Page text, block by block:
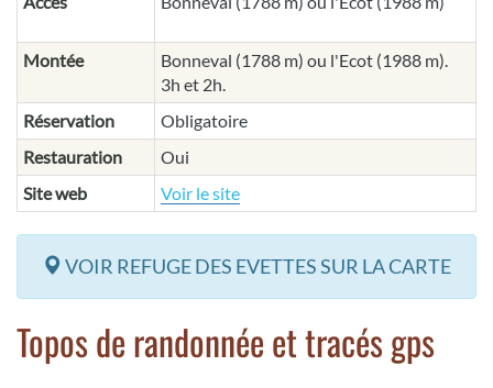
Montée
Bonneval (1788 m) ou l'Ecot (1988 m).
3h et 2h.
Réservation
Obligatoire
Restauration
Oui
Site web
Voir le site
VOIR REFUGE DES EVETTES SUR LA CARTE
Topos de randonnée et tracés gps